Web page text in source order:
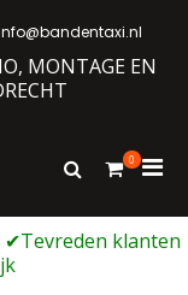
MONTAGE EN
met eigen webshop
Toon
0
voor